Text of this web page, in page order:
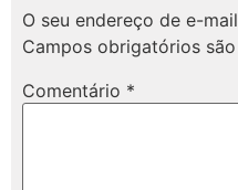
O seu endereço de e-
Campos obrigatórios
Comentário *